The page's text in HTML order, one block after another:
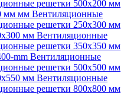
решетки 500х200 мм
мм мм Вентиляционные
решетки 250х300 мм
мм Вентиляционные
решетки 350х350 мм
mm Вентиляционные
решетки 500х500 мм
мм Вентиляционные
решетки 800х800 мм